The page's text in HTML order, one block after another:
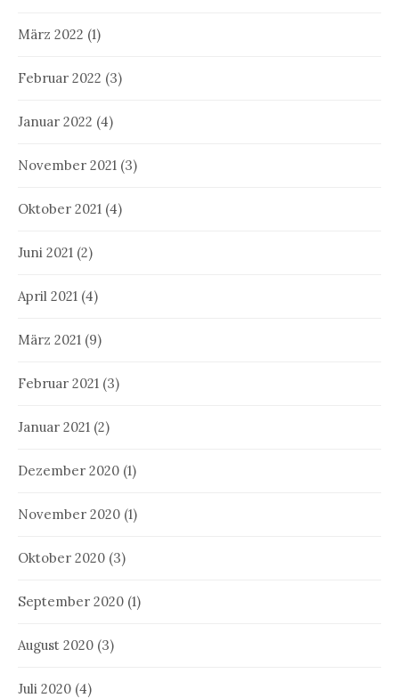
März 2022 (1)
Februar 2022 (3)
Januar 2022 (4)
November 2021 (3)
Oktober 2021 (4)
Juni 2021 (2)
April 2021 (4)
März 2021 (9)
Februar 2021 (3)
Januar 2021 (2)
Dezember 2020 (1)
November 2020 (1)
Oktober 2020 (3)
September 2020 (1)
August 2020 (3)
Juli 2020 (4)